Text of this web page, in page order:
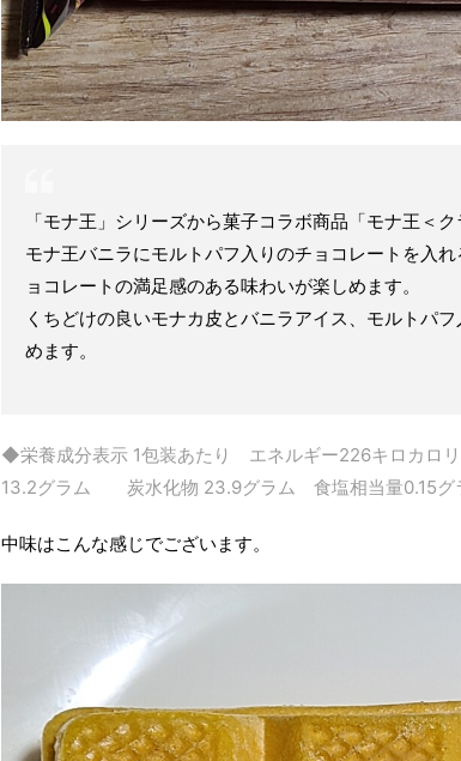
「モナ王」シリーズから菓子コラボ商品「モナ王＜
モナ王バニラにモルトパフ入りのチョコレートを入
ョコレートの満足感のある味わいが楽しめます。
くちどけの良いモナカ皮とバニラアイス、モルトパ
めます。
◆栄養成分表示 1包装あたり エネルギー226キロカ
13.2グラム 炭水化物 23.9グラム 食塩相当量0.15
中味はこんな感じでございます。